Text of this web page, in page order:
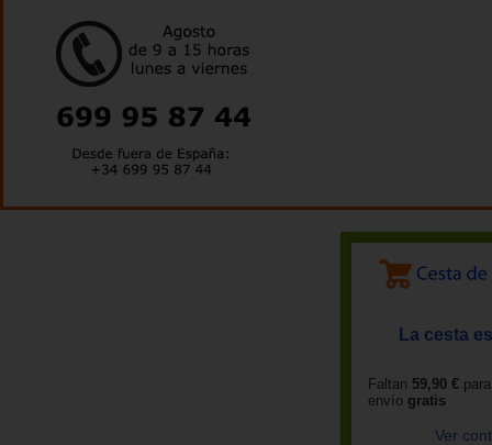
La cesta
Faltan 59,90 €
envío gratis
Ver